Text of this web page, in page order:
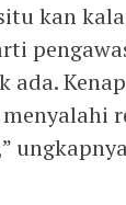
kan
ada.